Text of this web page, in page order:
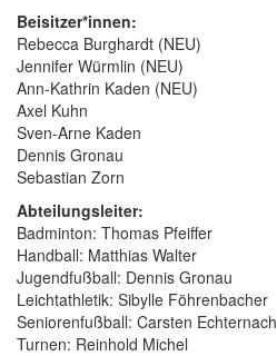
Beisitzer*innen:
Rebecca Burghardt (NEU)
Jennifer Würmlin (NEU)
Ann-Kathrin Kaden (NEU)
Axel Kuhn
Sven-Arne Kaden
Dennis Gronau
Sebastian Zorn
Abteilungsleiter:
Badminton: Thomas Pfeiffer
Handball: Matthias Walter
Jugendfußball: Dennis Gronau
Leichtathletik: Sibylle Föhrenbacher
Seniorenfußball: Carsten Echternach
Turnen: Reinhold Michel